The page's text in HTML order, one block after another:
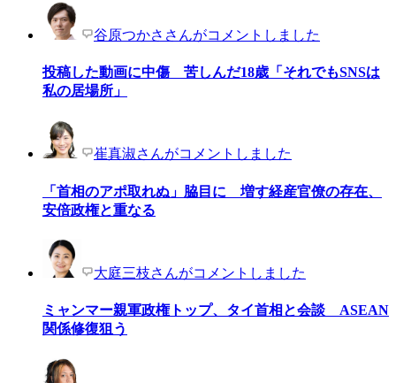
谷原つかささんがコメントしました
投稿した動画に中傷 苦しんだ18歳「それでもSNSは
私の居場所」
崔真淑さんがコメントしました
「首相のアポ取れぬ」脇目に 増す経産官僚の存在、
安倍政権と重なる
大庭三枝さんがコメントしました
ミャンマー親軍政権トップ、タイ首相と会談 ASEAN
関係修復狙う